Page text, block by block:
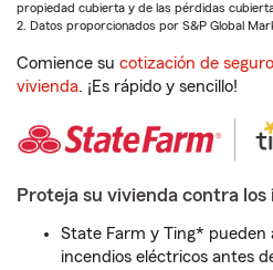
propiedad cubierta y de las pérdidas
2. Datos proporcionados por S&P Global
Comience su cotización de
vivienda. ¡Es rápido y sencillo!
Proteja su vivienda contra
State Farm y Ting* pueden
incendios eléctricos antes